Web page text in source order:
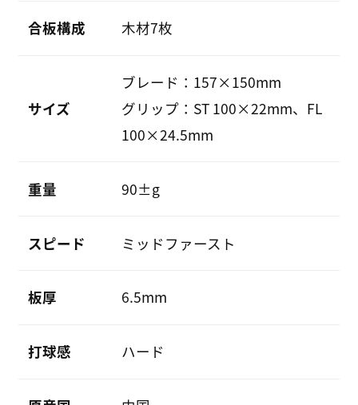
合板構成 木材7枚
サイズ
ブレード：157×150mm
グリップ：ST 100×22mm、FL
100×24.5mm
重量 90±g
スピード ミッドファースト
板厚 6.5mm
打球感 ハード